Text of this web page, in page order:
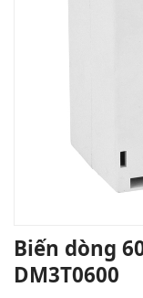
Biến dòng
DM3T0600